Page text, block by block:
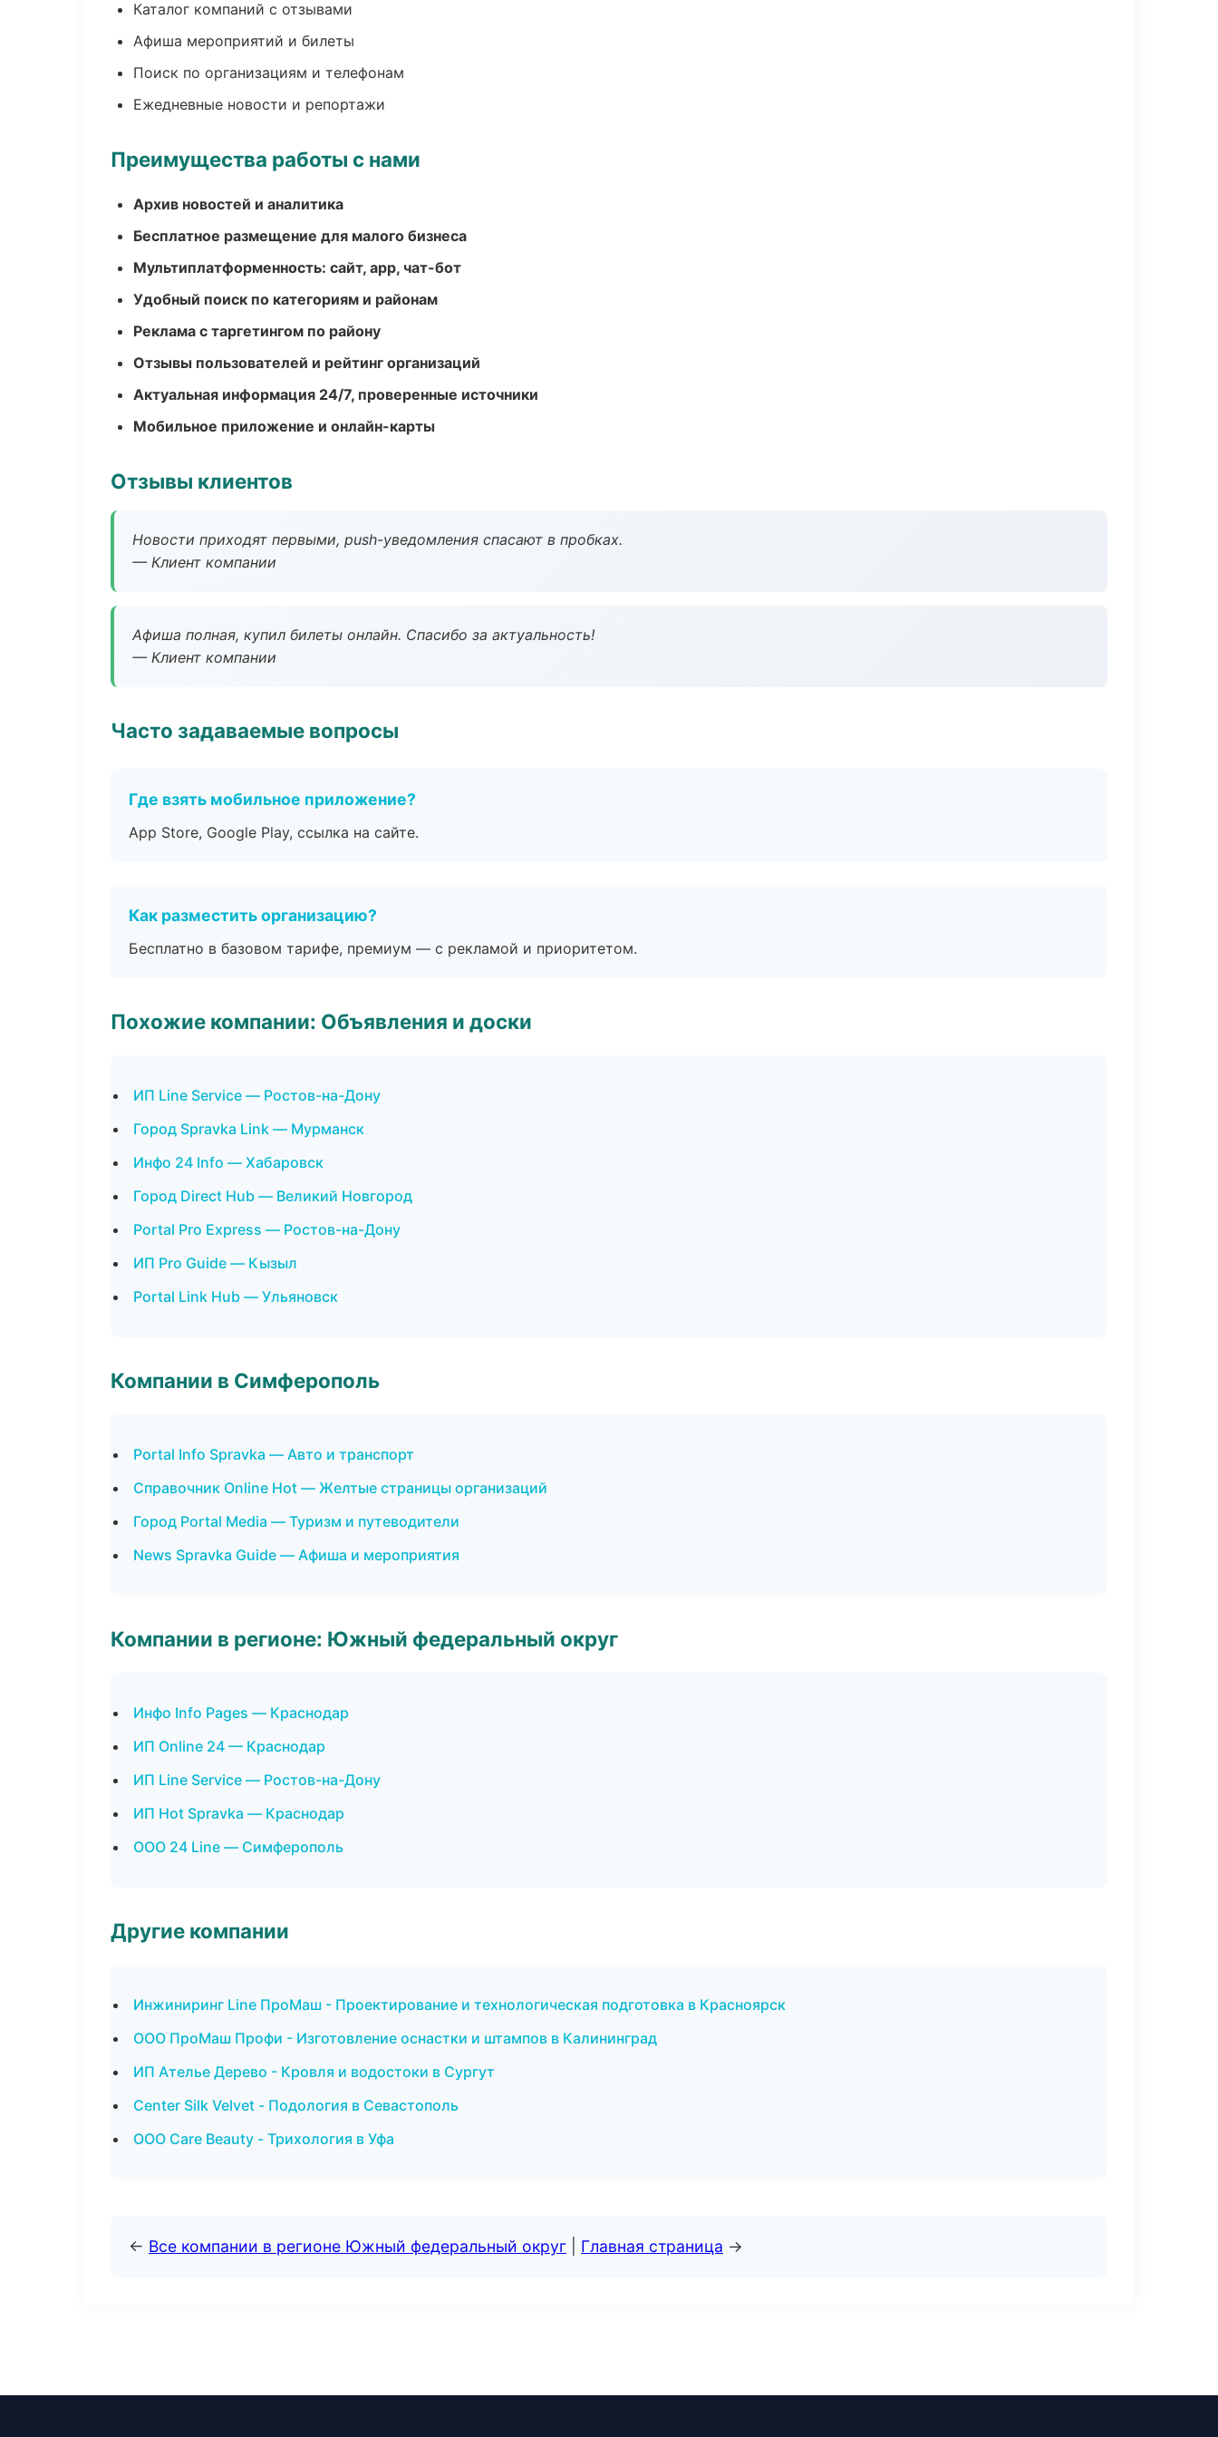
Каталог компаний с отзывами
Афиша мероприятий и билеты
Поиск по организациям и телефонам
Ежедневные новости и репортажи
Преимущества работы с нами
Архив новостей и аналитика
Бесплатное размещение для малого бизнеса
Мультиплатформенность: сайт, app, чат-бот
Удобный поиск по категориям и районам
Реклама с таргетингом по району
Отзывы пользователей и рейтинг организаций
Актуальная информация 24/7, проверенные источники
Мобильное приложение и онлайн-карты
Отзывы клиентов
Новости приходят первыми, push-уведомления спасают в пробках.
— Клиент компании
Афиша полная, купил билеты онлайн. Спасибо за актуальность!
— Клиент компании
Часто задаваемые вопросы
Где взять мобильное приложение?
App Store, Google Play, ссылка на сайте.
Как разместить организацию?
Бесплатно в базовом тарифе, премиум — с рекламой и приоритетом.
Похожие компании: Объявления и доски
ИП Line Service — Ростов-на-Дону
Город Spravka Link — Мурманск
Инфо 24 Info — Хабаровск
Город Direct Hub — Великий Новгород
Portal Pro Express — Ростов-на-Дону
ИП Pro Guide — Кызыл
Portal Link Hub — Ульяновск
Компании в Симферополь
Portal Info Spravka — Авто и транспорт
Справочник Online Hot — Желтые страницы организаций
Город Portal Media — Туризм и путеводители
News Spravka Guide — Афиша и мероприятия
Компании в регионе: Южный федеральный округ
Инфо Info Pages — Краснодар
ИП Online 24 — Краснодар
ИП Line Service — Ростов-на-Дону
ИП Hot Spravka — Краснодар
ООО 24 Line — Симферополь
Другие компании
Инжиниринг Line ПроМаш - Проектирование и технологическая подготовка в Красноярск
ООО ПроМаш Профи - Изготовление оснастки и штампов в Калининград
ИП Ателье Дерево - Кровля и водостоки в Сургут
Center Silk Velvet - Подология в Севастополь
ООО Care Beauty - Трихология в Уфа
← Все компании в регионе Южный федеральный округ Главная страница →